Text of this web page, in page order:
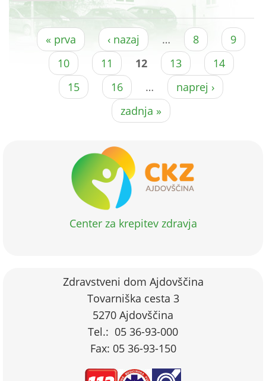
Vipavi
Pages« prva ‹ nazaj … 8
9
10
11 12 13
14
15
16 …
naprej ›
zadnja »
Center za krepitev zdravja
Zdravstveni dom Ajdovščina
Tovarniška cesta 3
5270 Ajdovščina
Tel.: 05 36-93-000
Fax: 05 36-93-150